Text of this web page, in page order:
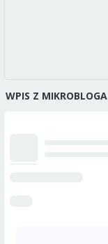
WPIS Z MIKROBLOGA